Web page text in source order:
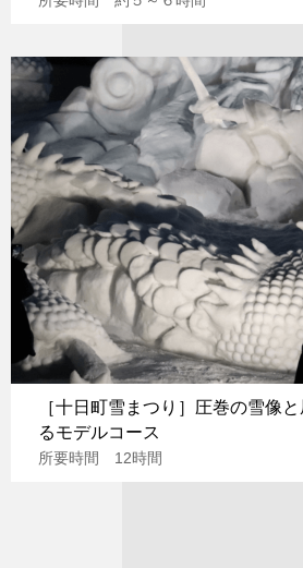
［十日町雪まつり］圧巻の雪像
るモデルコース
所要時間 12時間